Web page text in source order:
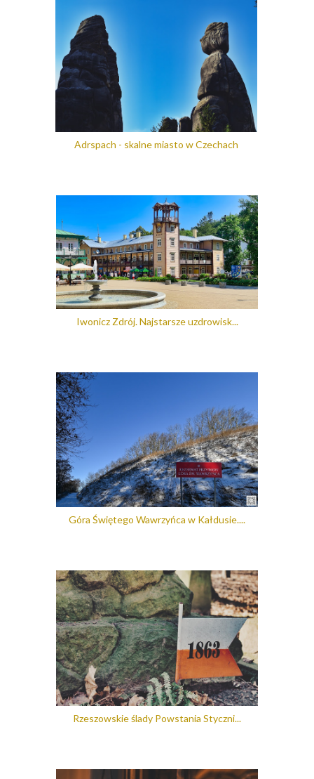
Adrspach - skalne miasto w Czechach
Iwonicz Zdrój. Najstarsze uzdrowisk...
Góra Świętego Wawrzyńca w Kałdusie....
Rzeszowskie ślady Powstania Styczni...